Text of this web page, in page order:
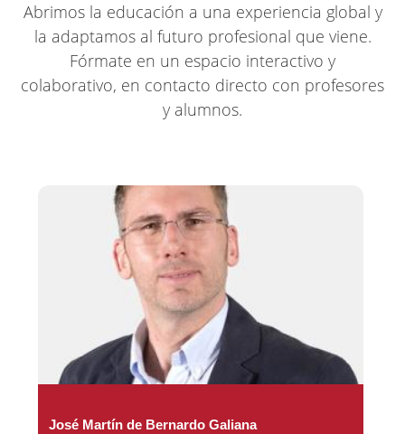
Abrimos la educación a una experiencia global y
la adaptamos al futuro profesional que viene.
Fórmate en un espacio interactivo y
colaborativo, en contacto directo con profesores
y alumnos.
José Martín de Bernardo Galiana